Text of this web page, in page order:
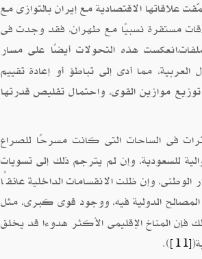
علاقاتها الاقتصادية مع إيران بالتوازى مع
مستقرة نسبيًا مع طهران، فقد وجدت فى
.انعكست هذه التحولات أيضًا على مسار
مما أدى إلى تباطؤ أو إعادة تقييم
موازين القوى، واحتمال تقليص قدرتها
فى الساحات التى كانت مسرحًا للصراع
للسعودية، وإن لم يترجم ذلك إلى تسويات
الوطنى، وإن ظلت الانقسامات الداخلية عائقًا
المصالح الدولية فيه، ووجود قوى كبرى، مثل
المناخ الإقليمى الأكثر هدوءا قد يخلق
[11]
).